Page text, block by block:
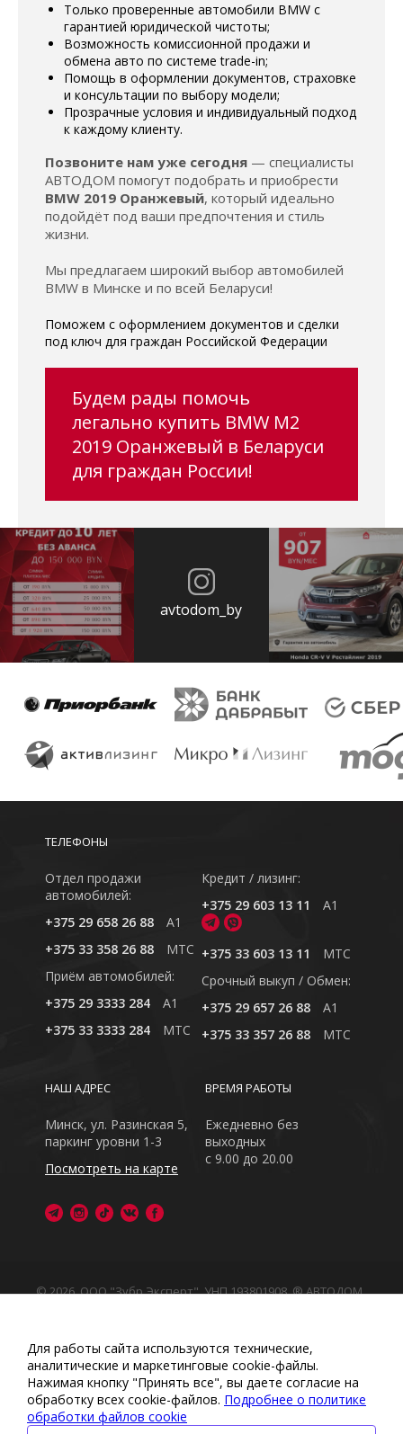
Только проверенные автомобили BMW с
гарантией юридической чистоты;
Возможность комиссионной продажи и
обмена авто по системе trade-in;
Помощь в оформлении документов, страховке
и консультации по выбору модели;
Прозрачные условия и индивидуальный подход
к каждому клиенту.
Позвоните нам уже сегодня — специалисты
АВТОДОМ помогут подобрать и приобрести
BMW 2019 Оранжевый, который идеально
подойдёт под ваши предпочтения и стиль
жизни.
Мы предлагаем широкий выбор автомобилей
BMW в Минске и по всей Беларуси!
Поможем с оформлением документов и сделки
под ключ для граждан Российской Федерации
Будем рады помочь
легально купить BMW M2
2019 Оранжевый в Беларуси
для граждан России!
avtodom_by
ТЕЛЕФОНЫ
Отдел продажи
автомобилей:
+375 29 658 26 88
A1
+375 33 358 26 88
MTC
Приём автомобилей:
+375 29 3333 284
A1
+375 33 3333 284
MTC
Кредит / лизинг:
+375 29 603 13 11
A1
+375 33 603 13 11
MTC
Cрочный выкуп / Обмен:
+375 29 657 26 88
A1
+375 33 357 26 88
MTC
ВРЕМЯ РАБОТЫ
Ежедневно без
выходных
с 9.00 до 20.00
НАШ АДРЕС
Минск, ул. Разинская 5,
паркинг уровни 1-3
Посмотреть на карте
© 2026, ООО "Зубр Эксперт", УНП 193801908. ® АВТОДОМ
сайт носит исключительно информационный характер
Любое использование либо копирование материалов
или подборки материалов сайта, элементов дизайна и
оформления запрещено
Политика обработки персональных данных
Для работы сайта используются технические,
аналитические и маркетинговые сооkіе-файлы.
Нажимая кнопку "Принять все", вы даете согласие на
обработку всех cookie-файлов. Подробнее о политике
обработки файлов cookie